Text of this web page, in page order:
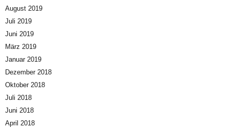
August 2019
Juli 2019
Juni 2019
März 2019
Januar 2019
Dezember 2018
Oktober 2018
Juli 2018
Juni 2018
April 2018